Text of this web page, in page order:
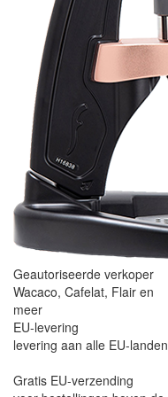
Geautoriseerde verkoper
Wacaco, Cafelat, Flair en
meer
EU-levering
levering aan alle EU-landen
Gratis EU-verzending